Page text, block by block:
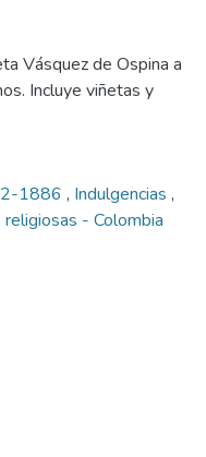
Vásquez de Ospina a
Incluye viñetas y
1886 , Indulgencias ,
- Colombia